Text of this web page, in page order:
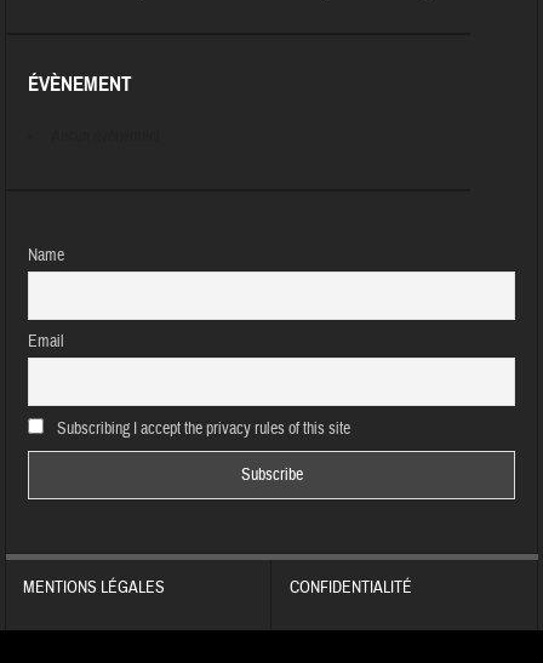
ÉVÈNEMENT
Name
Email
Subscribing I accept the privacy rules of this site
MENTIONS LÉGALES CONFIDENTIALITÉ